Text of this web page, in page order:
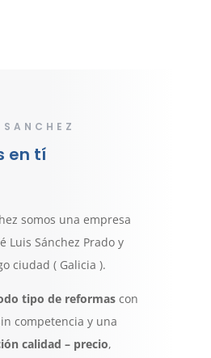
en tí
somos una empresa
Luis Sánchez Prado y
ciudad ( Galicia ).
tipo de reformascon
competencia y una
calidad –precio,